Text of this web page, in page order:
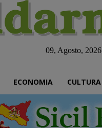
09, Agosto, 2026
ECONOMIA CULTURA